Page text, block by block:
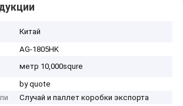
Китай
AG-1805HK
метр 10,000squre
by quote
Случай и паллет коробки экспорта